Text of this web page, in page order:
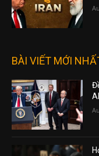
BÀI VIẾT MỚI